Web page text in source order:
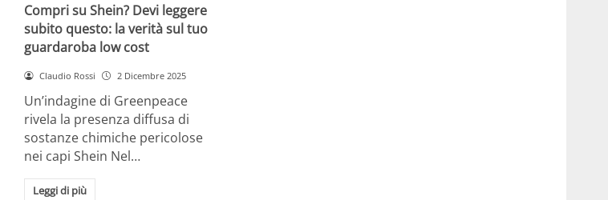
Compri su Shein? Devi leggere
subito questo: la verità sul tuo
guardaroba low cost
Claudio Rossi 2 Dicembre 2025
Un’indagine di Greenpeace
rivela la presenza diffusa di
sostanze chimiche pericolose
nei capi Shein Nel…
Leggi di più